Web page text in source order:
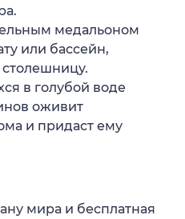
медальоном
или бассейн,
в голубой воде
оживит
и придаст ему
мира и бесплатная